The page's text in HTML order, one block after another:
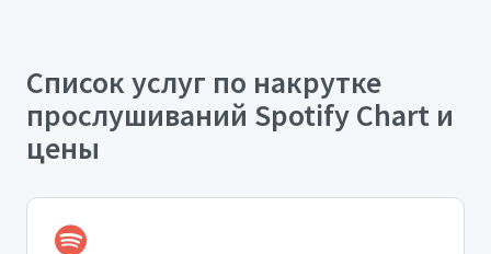
Список услуг по накрутке
прослушиваний Spotify Chart и
цены